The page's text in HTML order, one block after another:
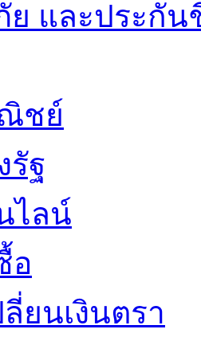
ย และประกัน
ชย์
รัฐ
ไลน์
อ
ยนเงินตรา